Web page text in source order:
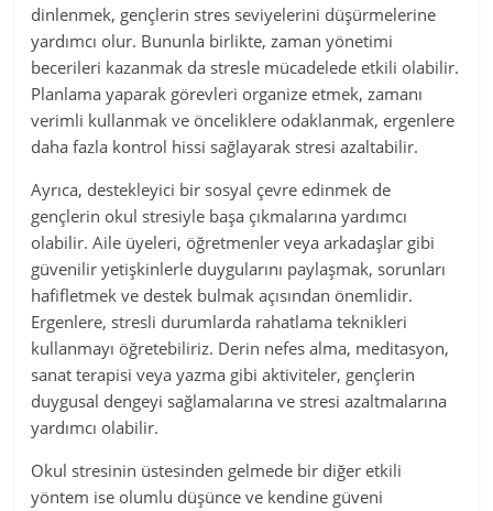
dinlenmek, gençlerin stres seviyelerini düşürmelerine
yardımcı olur. Bununla birlikte, zaman yönetimi
becerileri kazanmak da stresle mücadelede etkili olabilir.
Planlama yaparak görevleri organize etmek, zamanı
verimli kullanmak ve önceliklere odaklanmak, ergenlere
daha fazla kontrol hissi sağlayarak stresi azaltabilir.
Ayrıca, destekleyici bir sosyal çevre edinmek de
gençlerin okul stresiyle başa çıkmalarına yardımcı
olabilir. Aile üyeleri, öğretmenler veya arkadaşlar gibi
güvenilir yetişkinlerle duygularını paylaşmak, sorunları
hafifletmek ve destek bulmak açısından önemlidir.
Ergenlere, stresli durumlarda rahatlama teknikleri
kullanmayı öğretebiliriz. Derin nefes alma, meditasyon,
sanat terapisi veya yazma gibi aktiviteler, gençlerin
duygusal dengeyi sağlamalarına ve stresi azaltmalarına
yardımcı olabilir.
Okul stresinin üstesinden gelmede bir diğer etkili
yöntem ise olumlu düşünce ve kendine güveni